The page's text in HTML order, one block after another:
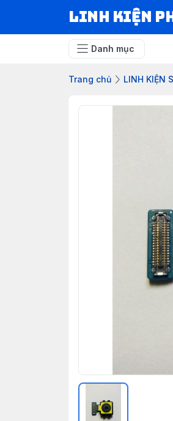
LINH KIỆN
Danh mục
Trang chủ LINH KIỆN